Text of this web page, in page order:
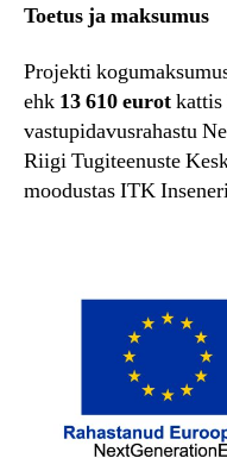
Toetus ja maksumus
Projekti
ehk 13 610 eurotkattis
vastupidavusrahastu
Riigi Tugiteenuste
moodustas ITK